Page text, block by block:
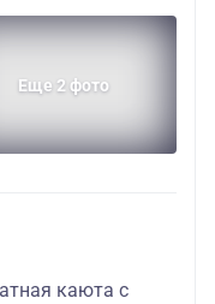
Еще 2 фото
каюта с